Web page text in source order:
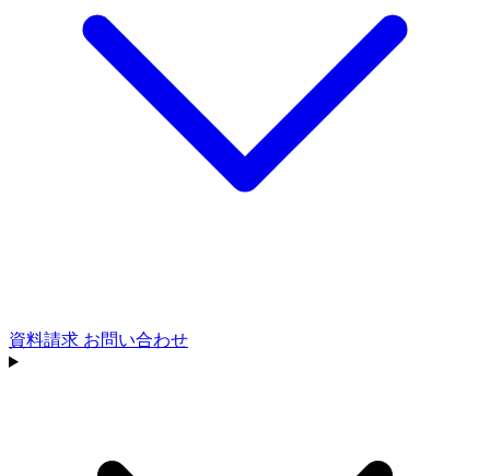
資料請求 お問い合わせ